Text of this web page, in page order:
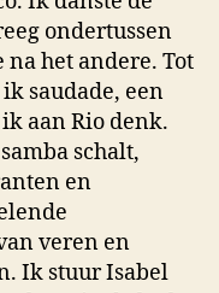
ondertussen
het andere. Tot
saudade, een
aan Rio denk.
schalt,
en
veren en
Ik stuur Isabel